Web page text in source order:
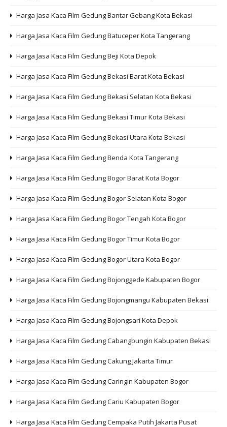
Harga Jasa Kaca Film Gedung Bantar Gebang Kota Bekasi
Harga Jasa Kaca Film Gedung Batuceper Kota Tangerang
Harga Jasa Kaca Film Gedung Beji Kota Depok
Harga Jasa Kaca Film Gedung Bekasi Barat Kota Bekasi
Harga Jasa Kaca Film Gedung Bekasi Selatan Kota Bekasi
Harga Jasa Kaca Film Gedung Bekasi Timur Kota Bekasi
Harga Jasa Kaca Film Gedung Bekasi Utara Kota Bekasi
Harga Jasa Kaca Film Gedung Benda Kota Tangerang
Harga Jasa Kaca Film Gedung Bogor Barat Kota Bogor
Harga Jasa Kaca Film Gedung Bogor Selatan Kota Bogor
Harga Jasa Kaca Film Gedung Bogor Tengah Kota Bogor
Harga Jasa Kaca Film Gedung Bogor Timur Kota Bogor
Harga Jasa Kaca Film Gedung Bogor Utara Kota Bogor
Harga Jasa Kaca Film Gedung Bojonggede Kabupaten Bogor
Harga Jasa Kaca Film Gedung Bojongmangu Kabupaten Bekasi
Harga Jasa Kaca Film Gedung Bojongsari Kota Depok
Harga Jasa Kaca Film Gedung Cabangbungin Kabupaten Bekasi
Harga Jasa Kaca Film Gedung Cakung Jakarta Timur
Harga Jasa Kaca Film Gedung Caringin Kabupaten Bogor
Harga Jasa Kaca Film Gedung Cariu Kabupaten Bogor
Harga Jasa Kaca Film Gedung Cempaka Putih Jakarta Pusat